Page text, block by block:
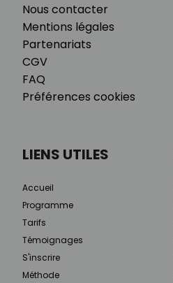
Nous contacter
Mentions légales
Partenariats
CGV
FAQ
Préférences cookies
LIENS UTILES
Accueil
Programme
Tarifs
Témoignages
S'inscrire
Méthode